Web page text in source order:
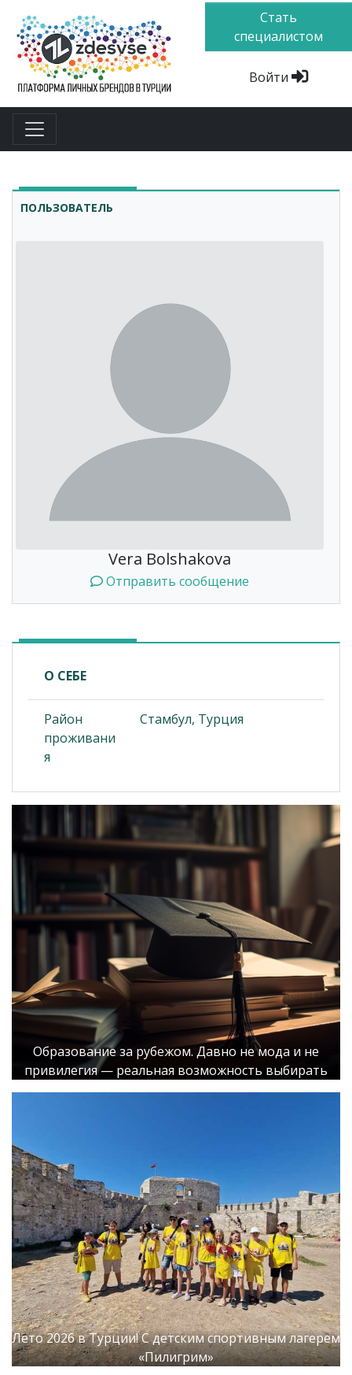
Стать
специалистом
Войти
ПОЛЬЗОВАТЕЛЬ
Vera Bolshakova
Отправить сообщение
О СЕБЕ
Район
проживани
я
Стамбул, Турция
Образование за рубежом. Давно не мода и не
привилегия — реальная возможность выбирать
Лето 2026 в Турции! С детским спортивным лагерем
«Пилигрим»